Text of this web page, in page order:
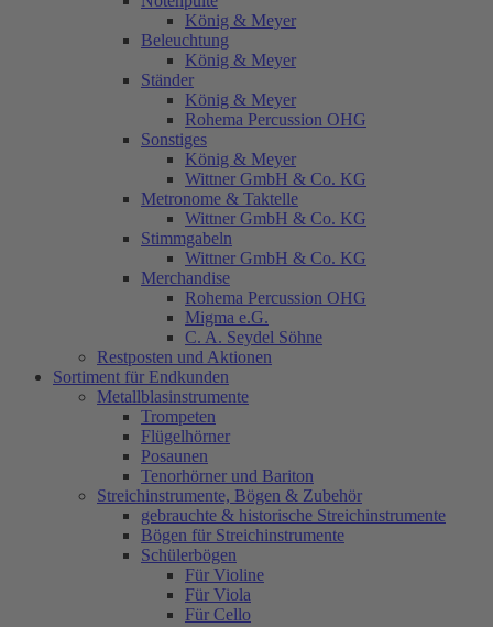
König & Meyer
Beleuchtung
König & Meyer
Ständer
König & Meyer
Rohema Percussion OHG
Sonstiges
König & Meyer
Wittner GmbH & Co. KG
Metronome & Taktelle
Wittner GmbH & Co. KG
Stimmgabeln
Wittner GmbH & Co. KG
Merchandise
Rohema Percussion OHG
Migma e.G.
C. A. Seydel Söhne
Restposten und Aktionen
Sortiment für Endkunden
Metallblasinstrumente
Trompeten
Flügelhörner
Posaunen
Tenorhörner und Bariton
Streichinstrumente, Bögen & Zubehör
gebrauchte & historische Streichinstrumente
Bögen für Streichinstrumente
Schülerbögen
Für Violine
Für Viola
Für Cello